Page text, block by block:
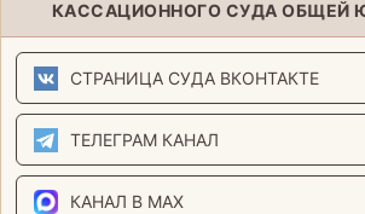
КАССАЦИОННОГО СУДА ОБЩЕЙ
СТРАНИЦА СУДА ВКОНТАКТЕ
ТЕЛЕГРАМ КАНАЛ
КАНАЛ В MAX